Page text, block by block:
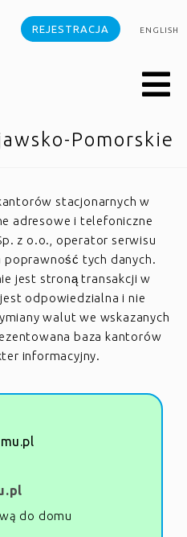
REJESTRACJA ENGLISH
Pomorskie
stacjonarnych w
adresowe i telefoniczne
z o.o., operator serwisu
tych danych.
jest stroną transakcji w
odpowiedzialna i nie
walut we wskazanych
baza kantorów
informacyjny.
do domu